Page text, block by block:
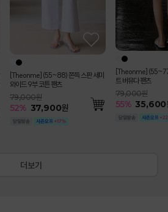
[Theonme] (55~88) 쫀득 스판 세미
와이드 9부 코튼 팬츠
79,000원
52% 37,900원
[Theonme]
트 버뮤다 팬츠
79,000원
55% 35,600
더보기